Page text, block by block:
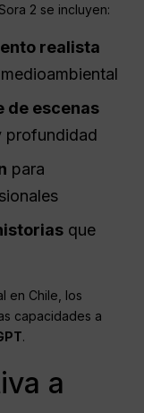
2 se incluyen:
realista
de escenas
profundidad
para
que
en Chile, los
capacidades a
.
a